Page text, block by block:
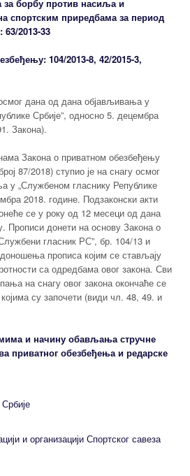
за борбу против насиља и
спортским приредбама за период
63/2013-33
104/2013-8, 42/2015-3,
дана од дана објављивања у
Србије”, односно 5. децембра
Закона).
Закона о приватном обезбеђењу
87/2018) ступио је на снагу осмог
у „Службеном гласнику Републике
2018. године. Подзаконски акти
се у року од 12 месеци од дана
Прописи донети на основу Закона о
гласник РС”, бр. 104/13 и
прописа којим се стављају
са одредбама овог закона. Сви
на снагу овог закона окончаће се
су започети (види чл. 48, 49. и
и начину обављања стручне
приватног обезбеђења и редарске
и организацији Спортског савеза